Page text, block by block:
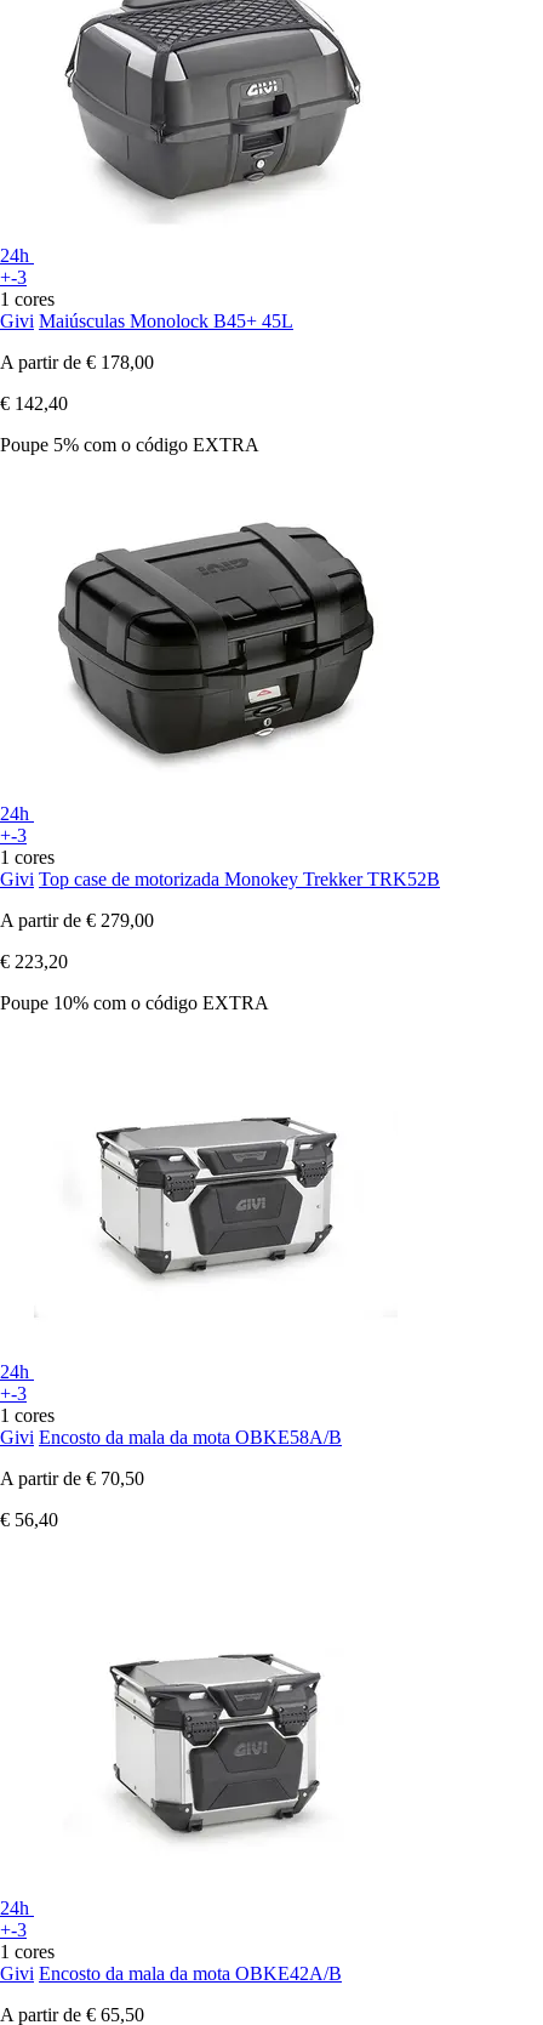
24h
+-3
1 cores
Givi Maiúsculas Monolock B45+ 45L
A partir de € 178,00
€ 142,40
Poupe 5% com o código EXTRA
24h
+-3
1 cores
Givi Top case de motorizada Monokey Trekker TRK52B
A partir de € 279,00
€ 223,20
Poupe 10% com o código EXTRA
24h
+-3
1 cores
Givi Encosto da mala da mota OBKE58A/B
A partir de € 70,50
€ 56,40
24h
+-3
1 cores
Givi Encosto da mala da mota OBKE42A/B
A partir de € 65,50